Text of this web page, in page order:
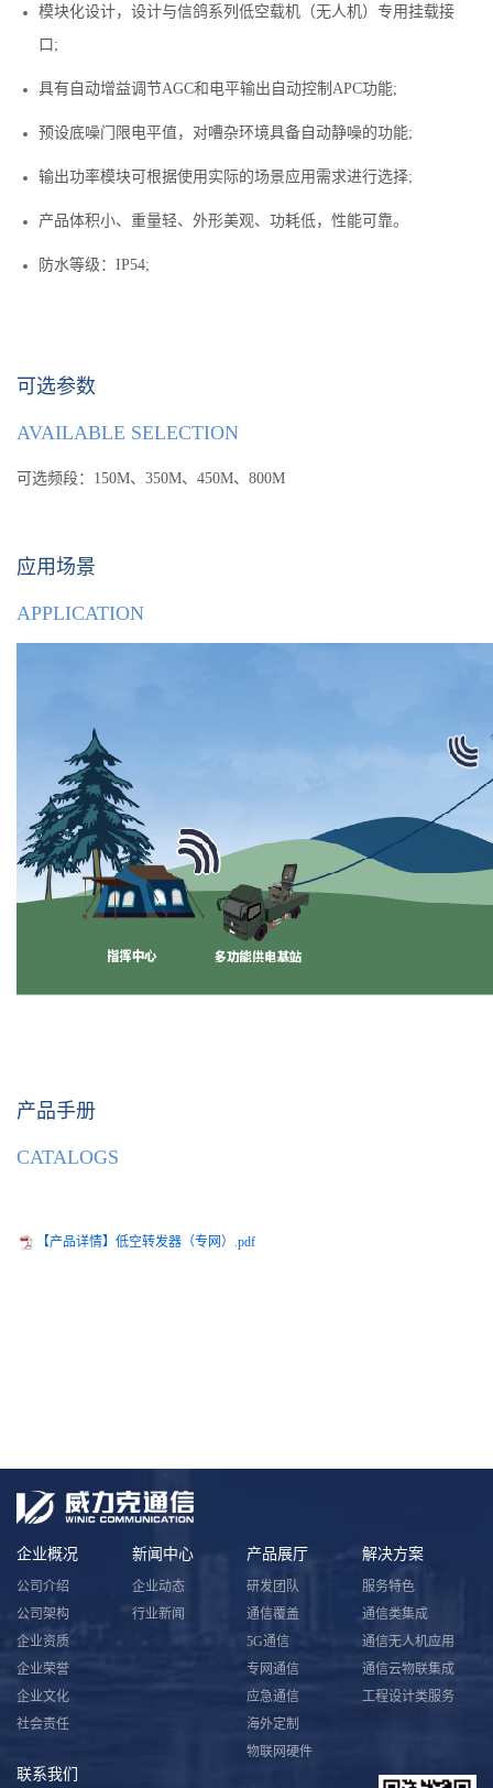
模块化设计，设计与信鸽系列低空载机（无人机）专用挂载接
口;
具有自动增益调节AGC和电平输出自动控制APC功能;
预设底噪门限电平值，对嘈杂环境具备自动静噪的功能;
输出功率模块可根据使用实际的场景应用需求进行选择;
产品体积小、重量轻、外形美观、功耗低，性能可靠。
防水等级：IP54;
可选参数
AVAILABLE SELECTION
可选频段：150M、350M、450M、800M
应用场景
APPLICATION
产品手册
CATALOGS
【产品详情】低空转发器（专网）.pdf
企业概况
公司介绍
公司架构
企业资质
企业荣誉
企业文化
社会责任
新闻中心
企业动态
行业新闻
产品展厅
研发团队
通信覆盖
5G通信
专网通信
应急通信
海外定制
物联网硬件
解决方案
服务特色
通信类集成
通信无人机应用
通信云物联集成
工程设计类服务
联系我们